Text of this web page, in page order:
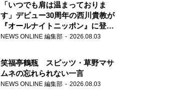
「いつでも肩は温まっておりま
す」デビュー30周年の西川貴教が
『オールナイトニッポン』に登
場！
NEWS ONLINE 編集部 2026.08.03
笑福亭鶴瓶 スピッツ・草野マサ
ムネの忘れられない一言
NEWS ONLINE 編集部 2026.08.03